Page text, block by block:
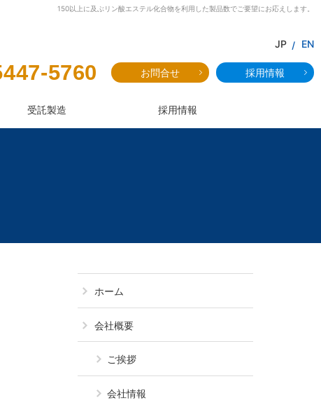
150以上に及ぶリン酸エステル化合物を利用した製品数でご要望にお応えします。
ホーム
会社概要
ご挨拶
会社情報
JP EN
5760 お問合せ 採用情報
受託製造 採用情報